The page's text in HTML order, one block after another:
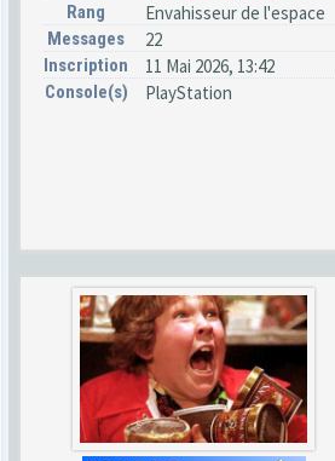
Rang Envahisseur de l'espace
Messages 22
Inscription 11 Mai 2026, 13:42
Console(s) PlayStation